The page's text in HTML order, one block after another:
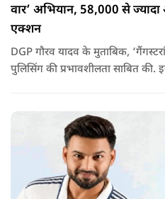
वार’ अभियान, 58,000 से
एक्शन
DGP गौरव यादव के मुताबिक,
पुलिसिंग की प्रभावशीलता साबित